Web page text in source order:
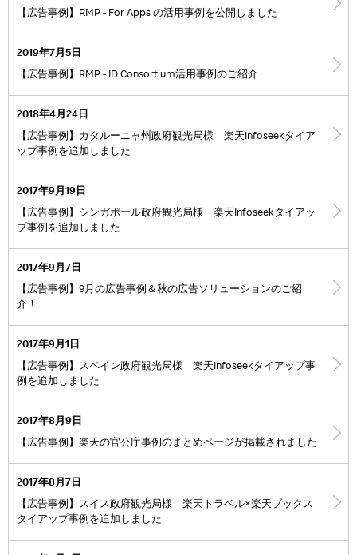
【広告事例】RMP - For Apps の活用事例を公開しました
2019年7月5日
【広告事例】RMP - ID Consortium活用事例のご紹介
2018年4月24日
【広告事例】カタルーニャ州政府観光局様 楽天Infoseekタイア
ップ事例を追加しました
2017年9月19日
【広告事例】シンガポール政府観光局様 楽天Infoseekタイアッ
プ事例を追加しました
2017年9月7日
【広告事例】9月の広告事例＆秋の広告ソリューションのご紹
介！
2017年9月1日
【広告事例】スペイン政府観光局様 楽天Infoseekタイアップ事
例を追加しました
2017年8月9日
【広告事例】楽天の官公庁事例のまとめページが掲載されました
2017年8月7日
【広告事例】スイス政府観光局様 楽天トラベル×楽天ブックス
タイアップ事例を追加しました